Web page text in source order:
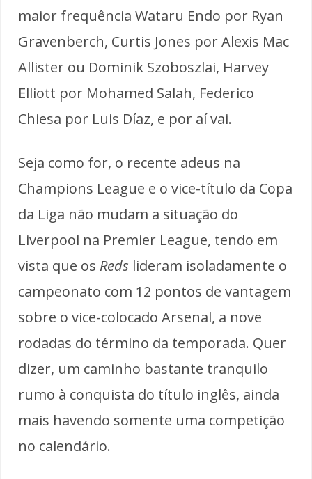
maior frequência Wataru Endo por Ryan
Gravenberch, Curtis Jones por Alexis Mac
Allister ou Dominik Szoboszlai, Harvey
Elliott por Mohamed Salah, Federico
Chiesa por Luis Díaz, e por aí vai.
Seja como for, o recente adeus na
Champions League e o vice-título da Copa
da Liga não mudam a situação do
Liverpool na Premier League, tendo em
vista que os Reds lideram isoladamente o
campeonato com 12 pontos de vantagem
sobre o vice-colocado Arsenal, a nove
rodadas do término da temporada. Quer
dizer, um caminho bastante tranquilo
rumo à conquista do título inglês, ainda
mais havendo somente uma competição
no calendário.